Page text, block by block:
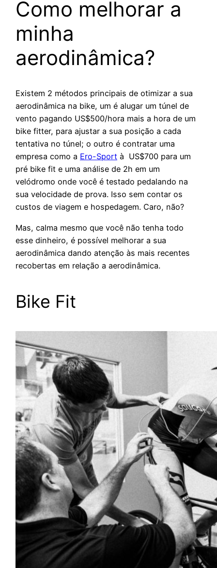
Como melhorar a
minha
aerodinâmica?
Existem 2 métodos principais de otimizar a sua
aerodinâmica na bike, um é alugar um túnel de
vento pagando US$500/hora mais a hora de um
bike fitter, para ajustar a sua posição a cada
tentativa no túnel; o outro é contratar uma
empresa como a Ero-Sport à US$700 para um
pré bike fit e uma análise de 2h em um
velódromo onde você é testado pedalando na
sua velocidade de prova. Isso sem contar os
custos de viagem e hospedagem. Caro, não?
Mas, calma mesmo que você não tenha todo
esse dinheiro, é possível melhorar a sua
aerodinâmica dando atenção às mais recentes
recobertas em relação a aerodinâmica.
Bike Fit